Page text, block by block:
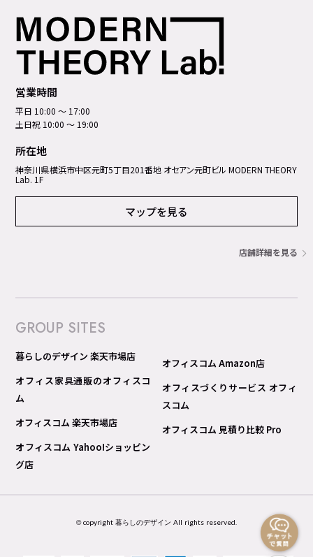
営業時間
平日 10:00 ～ 17:00
土日祝 10:00 ～ 19:00
所在地
神奈川県横浜市中区元町5丁⽬201番地 オセアン元町ビル MODERN THEORY
Lab. 1F
マップを見る
店舗詳細を見る
GROUP SITES
暮らしのデザイン 楽天市場店
オフィス家具通販のオフィスコ
ム
オフィスコム 楽天市場店
オフィスコム Yahoo!ショッピン
グ店
オフィスコム Amazon店
オフィスづくりサービス オフィ
スコム
オフィスコム 見積り比較 Pro
© copyright 暮らしのデザイン All rights reserved.